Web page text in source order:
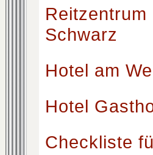
Schwarz
Hotel am
Hotel
Checkliste